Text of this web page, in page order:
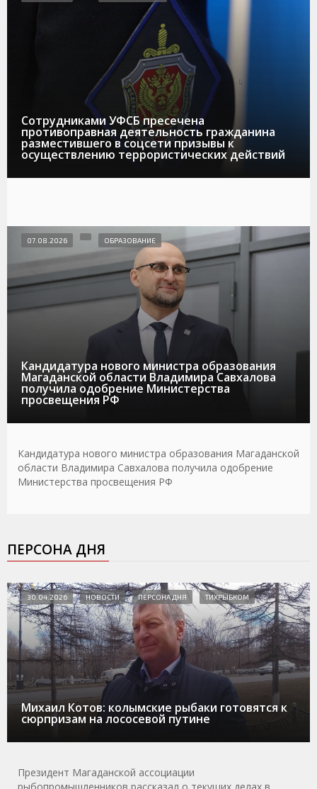
Сотрудниками УФСБ пресечена
противоправная деятельность гражданина
разместившего в соцсети призывы к
осуществлению террористических действий
Кандидатура нового министра образования
Магаданской области Владимира Савхалова
получила одобрение Министерства
просвещения РФ
07.08.2026 ОБРАЗОВАНИЕ
Кандидатура нового министра образования Магаданской
области Владимира Савхалова получила одобрение
Министерства просвещения РФ
ПЕРСОНА ДНЯ
Михаил Котов: колымские рыбаки готовятся к
сюрпризам на лососевой путине
30.04.2026 НОВОСТИ ПЕРСОНА ДНЯ ТИХРЫБКОМ
Президент Магаданской ассоциации
рыбопромышленников рассказал о текущих делах в